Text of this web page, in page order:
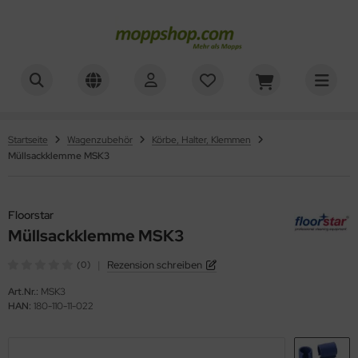
Startseite Wagenzubehör
Körbe, Halter, Klemmen
Müllsackklemme MSK3
Floorstar
Müllsackklemme MSK3
(0) Rezension schreiben
Art.Nr.: MSK3
HAN: 180-110-11-022